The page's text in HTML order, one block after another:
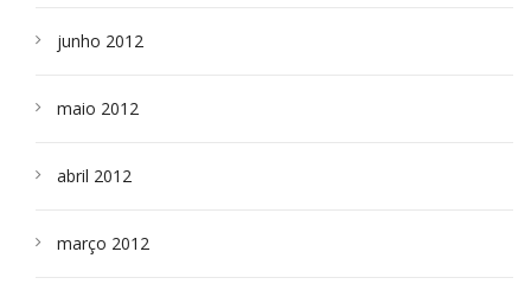
junho 2012
maio 2012
abril 2012
março 2012